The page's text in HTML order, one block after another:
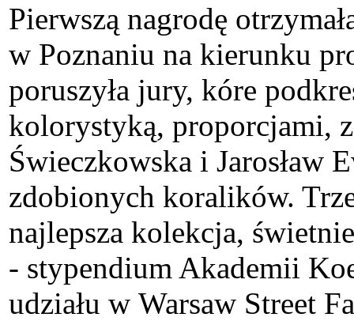
Pierwszą nagrodę
w Poznaniu na kierunku
poruszyła jury, kóre
kolorystyką, proporcjami,
Świeczkowska i Jarosław
zdobionych koralików.
najlepsza kolekcja,
- stypendium Akademii
udziału w Warsaw Street